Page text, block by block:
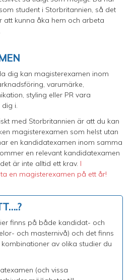
student i Storbritannien, så det
att kunna åka hem och arbeta
dig kan magisterexamen inom
varumärke,
styling eller PR vara
i.
med Storbritannien är att du kan
magisterexamen som helst utan
en kandidatexamen inom samma
en relevant kandidatexamen
är inte alltid ett krav. I
en magisterexamen på ett år!
finns på både kandidat- och
och masternivå) och det finns
av olika studier du
(och vissa